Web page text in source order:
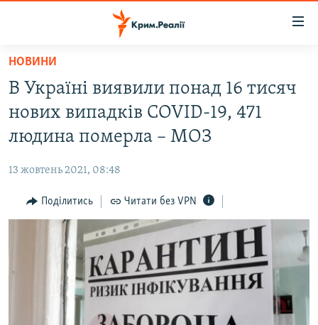
Перейти
основного
матеріалу
до
основної
Перейти
до
ВОДА.КРИМ
БЛОГИ
ПОГЛЯД
ІНТЕРВ'Ю
ВСЕ ЗА ДЕНЬ
СПЕЦПРОЕКТИ
ДЕПОРТАЦІЯ
ЯК ОБІЙТИ БЛОКУВАННЯ
НОВИНИ
В Україні виявили понад 16 тисяч
нових випадків COVID-19, 471
людина померла – МОЗ
13 жовтень 2021, 08:48
Поділитись Читати без VPN